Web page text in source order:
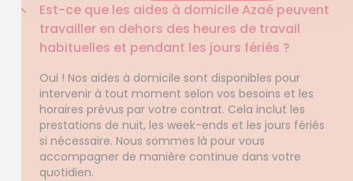
Est-ce que les aides à domicile Azaé peuvent
travailler en dehors des heures de travail
habituelles et pendant les jours fériés ?
Oui ! Nos aides à domicile sont disponibles pour
intervenir à tout moment selon vos besoins et les
horaires prévus par votre contrat. Cela inclut les
prestations de nuit, les week-ends et les jours fériés
si nécessaire. Nous sommes là pour vous
accompagner de manière continue dans votre
quotidien.